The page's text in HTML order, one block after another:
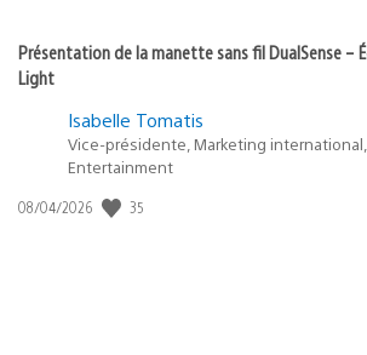
Présentation de la manette sans fil DualSense –
Light
Isabelle Tomatis
Vice-présidente, Marketing
Entertainment
Date
08/04/2026 35